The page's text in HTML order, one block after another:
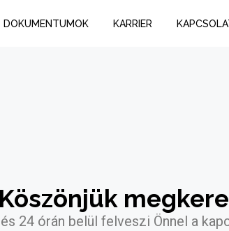
DOKUMENTUMOK KARRIER
24 órán belül felveszi Önnel a